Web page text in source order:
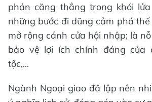
phán căng thẳng trong khói
những bước đi dũng cảm phá
mở rộng cánh cửa hội nhập; là
bảo vệ lợi ích chính đáng của
tộc,...
Ngành Ngoại giao đã lập nên